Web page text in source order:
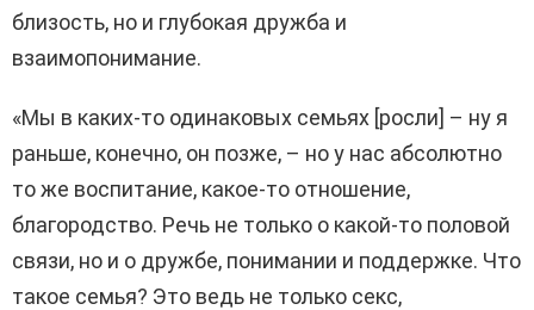
близость, но и глубокая дружба и
взаимопонимание.
«Мы в каких-то одинаковых семьях [росли] – ну я
раньше, конечно, он позже, – но у нас абсолютно
то же воспитание, какое-то отношение,
благородство. Речь не только о какой-то половой
связи, но и о дружбе, понимании и поддержке. Что
такое семья? Это ведь не только секс,